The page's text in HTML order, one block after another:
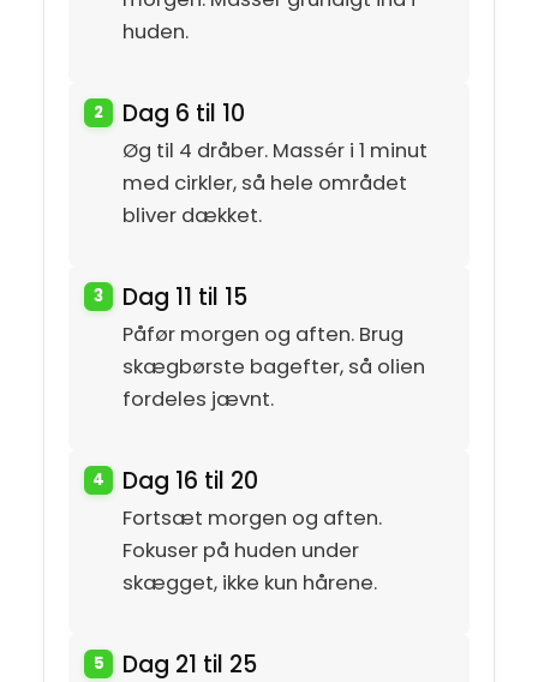
huden.
Dag 6 til 10
Øg til 4 dråber. Massér i 1 minut
med cirkler, så hele området
bliver dækket.
Dag 11 til 15
Påfør morgen og aften. Brug
skægbørste bagefter, så olien
fordeles jævnt.
Dag 16 til 20
Fortsæt morgen og aften.
Fokuser på huden under
skægget, ikke kun hårene.
Dag 21 til 25